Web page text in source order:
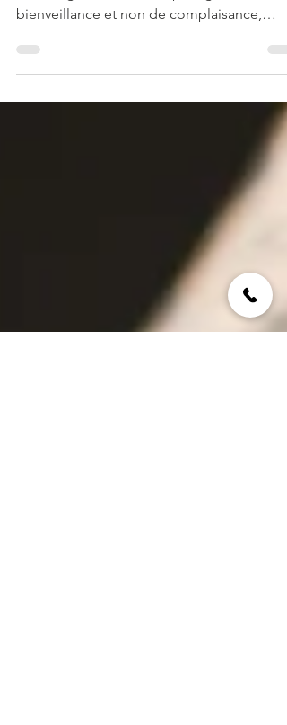
que c’est ?
C’est favoriser l’expression de chacun,
à des règles communes partagées de